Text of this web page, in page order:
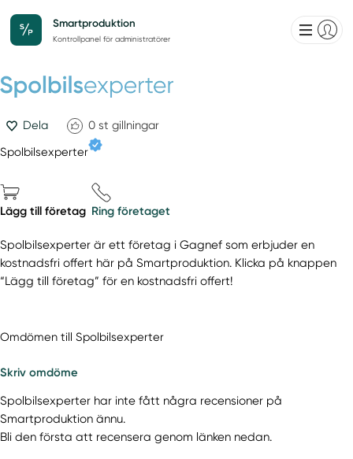
Smartproduktion
Kontrollpanel för administratörer
Dela 0 st gillningar
Spolbilsexperter
Lägg till företag Ring företaget
Spolbilsexperter är ett företag i Gagnef som erbjuder en
kostnadsfri offert här på Smartproduktion. Klicka på knappen
“Lägg till företag” för en kostnadsfri offert!
Omdömen till Spolbilsexperter
Skriv omdöme
Spolbilsexperter har inte fått några recensioner på
Smartproduktion ännu.
Bli den första att recensera genom länken nedan.